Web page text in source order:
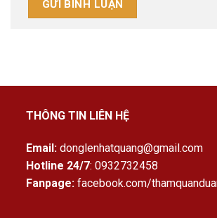
THÔNG TIN LIÊN HỆ
Email: donglenhatquang@gmail.com
Hotline 24/7: 0932732458
Fanpage: facebook.com/